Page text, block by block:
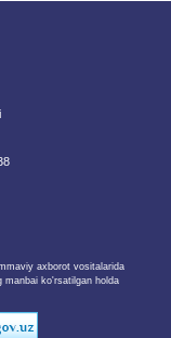
axborot vositalarida
manbai ko'rsatilgan holda